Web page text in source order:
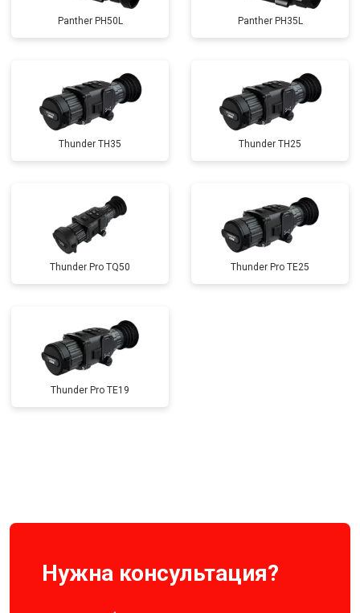
Panther PH50L Panther PH35L
Thunder TH35 Thunder TH25
Thunder Pro TQ50 Thunder Pro TE25
Thunder Pro TE19
Нужна консультация?